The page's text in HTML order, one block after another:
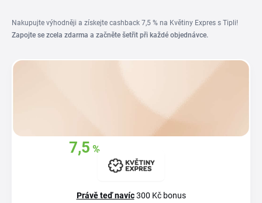
Nakupujte výhodněji a získejte cashback 7,5 % na Květiny Expres s Tipli!
Zapojte se zcela zdarma a začněte šetřit při každé objednávce.
7,5 %
Právě teď navíc300 Kč bonus